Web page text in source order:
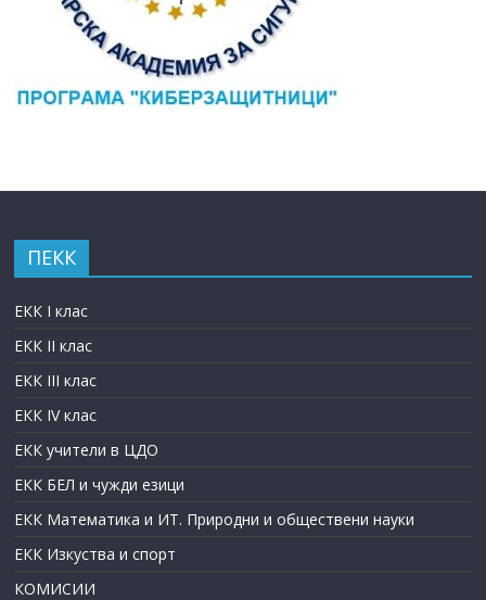
ПЕКК
ЕКК I клас
ЕКК II клас
ЕКК III клас
ЕКК IV клас
ЕКК учители в ЦДО
ЕКК БЕЛ и чужди езици
ЕКК Математика и ИТ. Природни и обществени науки
ЕКК Изкуства и спорт
КОМИСИИ